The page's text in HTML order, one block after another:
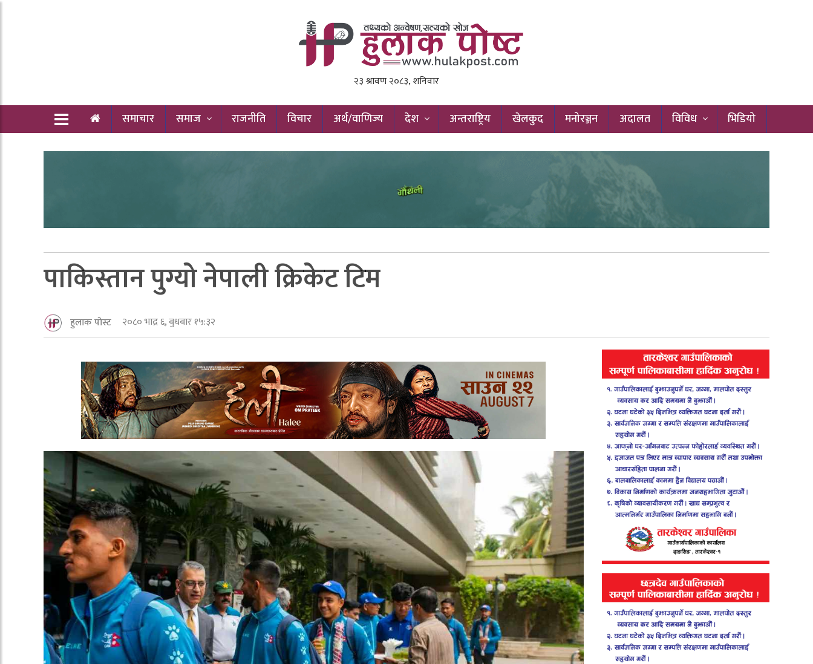
समाचार समाज राजनीति विचार अर्थ/वाणिज्य देश अन्तराष्ट्रिय खेलकुद मनोरञ्जन अदालत विविध भिडियो
पाकिस्तान पुग्यो नेपाली क्रिकेट टिम
हुलाक पोस्ट २०८० भाद्र ६, बुधबार १५:३२